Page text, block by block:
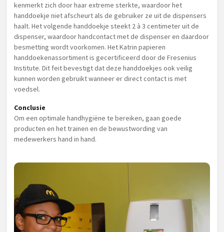
kenmerkt zich door haar extreme sterkte, waardoor het
handdoekje niet afscheurt als de gebruiker ze uit de dispensers
haalt. Het volgende handdoekje steekt 2 à 3 centimeter uit de
dispenser, waardoor handcontact met de dispenser en daardoor
besmetting wordt voorkomen. Het Katrin papieren
handdoekenassortiment is gecertificeerd door de Fresenius
Institute. Dit feit bevestigt dat deze handdoekjes ook veilig
kunnen worden gebruikt wanneer er direct contact is met
voedsel.
Conclusie
Om een optimale handhygiëne te bereiken, gaan goede
producten en het trainen en de bewustwording van
medewerkers hand in hand.